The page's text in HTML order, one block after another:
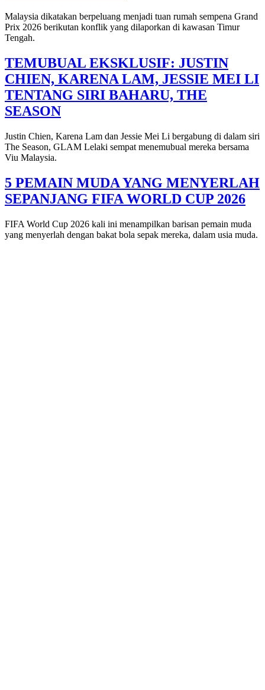
Malaysia dikatakan berpeluang menjadi tuan rumah sempena Grand
Prix 2026 berikutan konflik yang dilaporkan di kawasan Timur
Tengah.
TEMUBUAL EKSKLUSIF: JUSTIN
CHIEN, KARENA LAM, JESSIE MEI LI
TENTANG SIRI BAHARU, THE
SEASON
Justin Chien, Karena Lam dan Jessie Mei Li bergabung di dalam siri
The Season, GLAM Lelaki sempat menemubual mereka bersama
Viu Malaysia.
5 PEMAIN MUDA YANG MENYERLAH
SEPANJANG FIFA WORLD CUP 2026
FIFA World Cup 2026 kali ini menampilkan barisan pemain muda
yang menyerlah dengan bakat bola sepak mereka, dalam usia muda.